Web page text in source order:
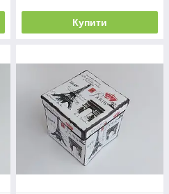
Купити